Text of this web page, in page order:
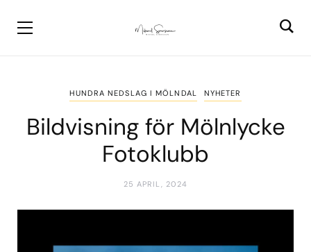
HUNDRA NEDSLAG I MÖLNDAL NYHETER
Bildvisning för Mölnlycke
Fotoklubb
25 APRIL, 2024